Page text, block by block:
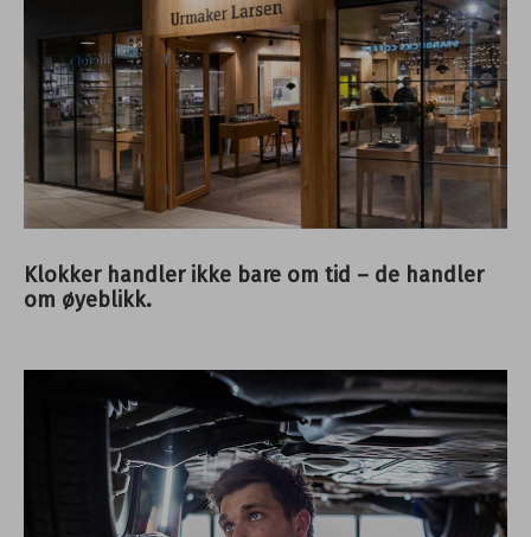
Klokker handler ikke bare om tid – de handler
om øyeblikk.